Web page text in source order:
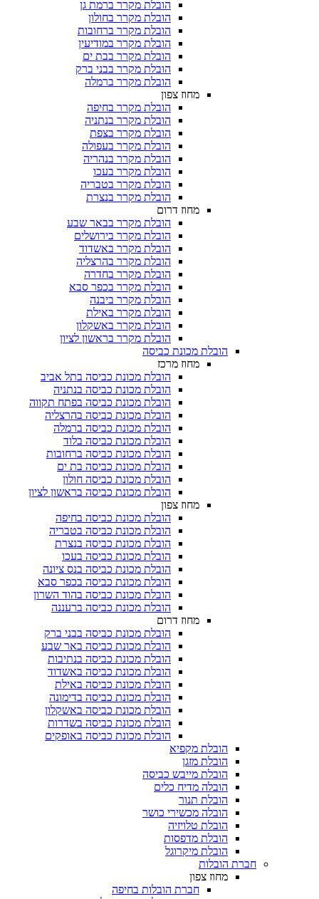
הובלת מקרר ברמת גן
הובלת מקרר בחולון
הובלת מקרר ברחובות
הובלת מקרר במודיעין
הובלת מקרר בבת ים
הובלת מקרר בבני ברק
הובלת מקרר ברמלה
מחוז צפון
הובלת מקרר בחיפה
הובלת מקרר בנתניה
הובלת מקרר בצפת
הובלת מקרר בעפולה
הובלת מקרר בנהריה
הובלת מקרר בעכו
הובלת מקרר בטבריה
הובלת מקרר בנצרת
מחוז דרום
הובלת מקרר בבאר שבע
הובלת מקרר בירושלים
הובלת מקרר באשדוד
הובלת מקרר בהרצליה
הובלת מקרר בחדרה
הובלת מקרר בכפר סבא
הובלת מקרר ביבנה
הובלת מקרר באילת
הובלת מקרר באשקלון
הובלת מקרר בראשון לציון
הובלת מכונת כביסה
מחוז מרכז
הובלת מכונת כביסה בתל אביב
הובלת מכונת כביסה בנתניה
הובלת מכונת כביסה בפתח תקווה
הובלת מכונת כביסה בהרצליה
הובלת מכונת כביסה ברמלה
הובלת מכונת כביסה בלוד
הובלת מכונת כביסה ברחובות
הובלת מכונת כביסה בת ים
הובלת מכונת כביסה חולון
הובלת מכונת כביסה בראשון לציון
מחוז צפון
הובלת מכונת כביסה בחיפה
הובלת מכונת כביסה בטבריה
הובלת מכונת כביסה בנצרת
הובלת מכונת כביסה בעכו
הובלת מכונת כביסה בנס ציונה
הובלת מכונת כביסה בכפר סבא
הובלת מכונת כביסה בהוד השרון
הובלת מכונת כביסה ברעננה
מחוז דרום
הובלת מכונת כביסה בבני ברק
הובלת מכונת כביסה באר שבע
הובלת מכונת כביסה בנתיבות
הובלת מכונת כביסה באשדוד
הובלת מכונת כביסה באילת
הובלת מכונת כביסה בדימונה
הובלת מכונת כביסה באשקלון
הובלת מכונת כביסה בשדרות
הובלת מכונת כביסה באופקים
הובלת מקפיא​
הובלת מזגן​
הובלת מייבש כביסה
הובלה מדיח כלים
הובלת תנור
הובלה מכשירי כושר
הובלת טלויזיה
הובלת מדפסות
הובלת מיקרוגל
חברת הובלות
מחוז צפון
חברת הובלות בחיפה